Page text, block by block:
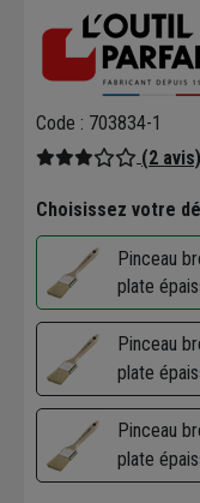
Code : 703834-1
(2 avis)
Choisissez votre
Pinceau
plate
moyenne
Parfait -
- Soies et
mm
Pinceau
plate
moyenne
Parfait -
- Soies et
Pinceau
plate
moyenne